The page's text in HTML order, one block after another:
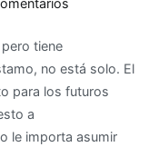
un
plan
pago
tiene
no está solo. El
para los futuros
a
le importa asumir